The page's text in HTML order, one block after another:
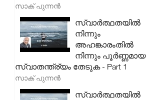
സാക് പുന്നൻ
സ്വാർത്ഥതയിൽ
നിന്നും
അഹങ്കാരംതിൽ
നിന്നും പൂർണ്ണമായ
സ്വാതന്ത്ര്യം തേടുക - Part 1
സാക് പുന്നൻ
സ്വാർത്ഥതയിൽ